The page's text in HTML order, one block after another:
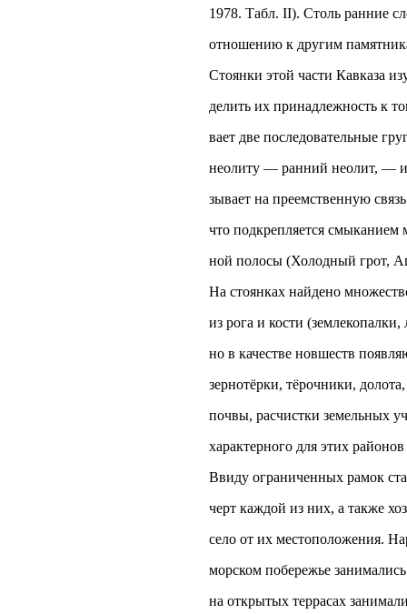
1978. Табл. II). Столь ранние
отношению к другим
Стоянки этой части Кавказа
делить их принадлежность к
вает две последовательные
неолиту — ранний неолит, —
зывает на преемственную
что подкрепляется смыканием
ной полосы (Холодный грот,
На стоянках найдено
из рога и кости
но в качестве новшеств
зернотёрки, тёрочники,
почвы, расчистки земельных
характерного для этих
Ввиду ограниченных рамок
черт каждой из них, а также
село от их местоположения.
морском побережье
на открытых террасах